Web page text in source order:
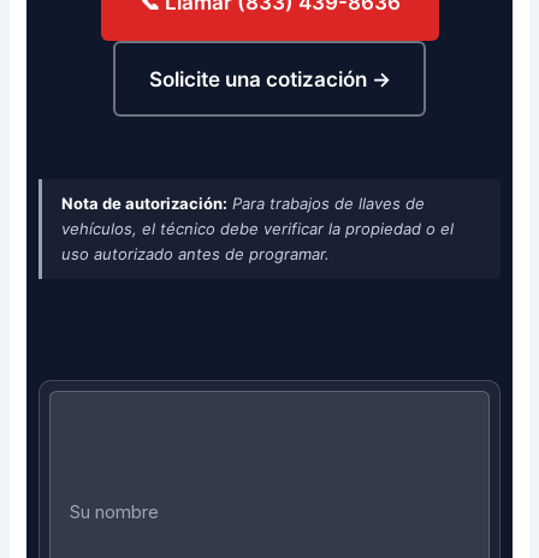
Solicite una cotización →
Nota de autorización: Para trabajos de llaves de
vehículos, el técnico debe verificar la propiedad o el
uso autorizado antes de programar.